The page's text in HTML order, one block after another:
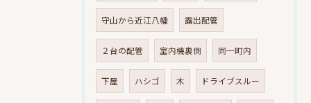
守山から近江八幡 露出配管
２台の配管 室内機裏側 同一町内
下屋 ハシゴ 木 ドライブスルー